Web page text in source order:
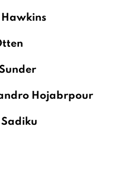
Hojabrpour